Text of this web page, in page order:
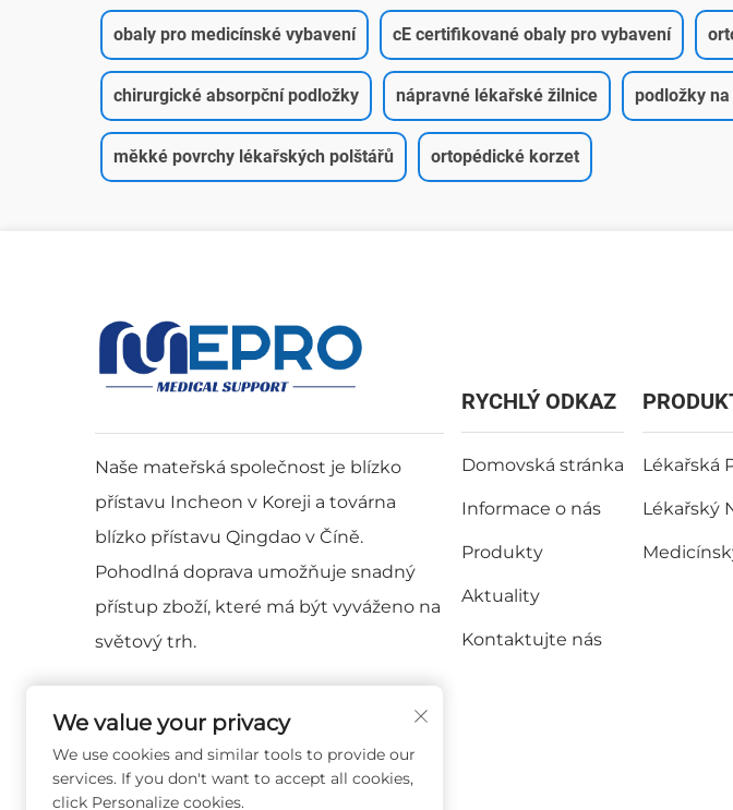
obaly pro medicínské vybavení cE certifikované obaly pro vybavení
chirurgické absorpční podložky nápravné lékařské žilnice podložky
měkké povrchy lékařských polštářů ortopédické korzet
Naše mateřská společnost je blízko
přístavu Incheon v Koreji a továrna
blízko přístavu Qingdao v Číně.
Pohodlná doprava umožňuje snadný
přístup zboží, které má být vyváženo na
světový trh.
RYCHLÝ ODKAZ
Domovská stránka
Informace o nás
Produkty
Aktuality
Kontaktujte nás
Lékařská
Lékařský
We value your privacy
We use cookies and similar tools to provide our
services. If you don't want to accept all cookies,
click Personalize cookies.